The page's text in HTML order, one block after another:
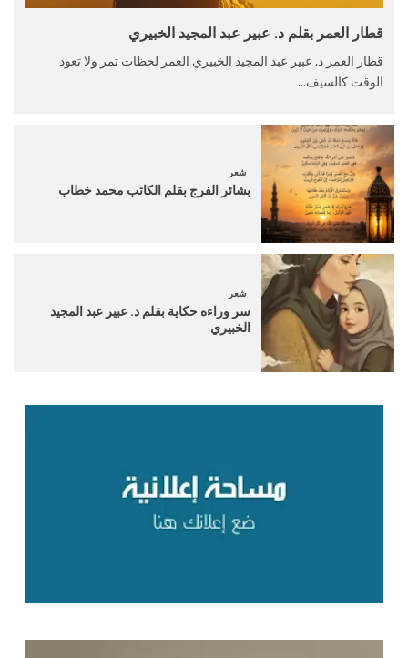
قطار العمر بقلم د. عبير عبد المجيد الخبيري
قطار العمر د. عبير عبد المجيد الخبيري العمر لحظات تمر ولا تعود
الوقت كالسيف...
شعر
بشائر الفرج بقلم الكاتب محمد خطاب
شعر
سر وراءه حكاية بقلم د. عبير عبد المجيد
الخبيري